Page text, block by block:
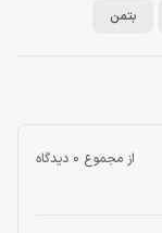
بتمن
از مجموع 0 دیدگاه